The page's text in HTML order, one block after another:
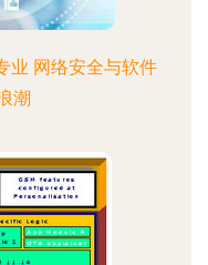
业 网络安全与软件
潮